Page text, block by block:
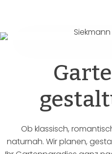
Ob klassisch,
naturnah. Wir planen,